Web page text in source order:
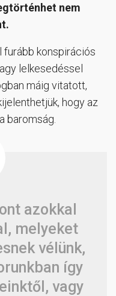
nem
furább konspirációs
lelkesedéssel
máig vitatott,
hogy az
baromság.
azokkal
melyeket
vélünk,
így
vagy